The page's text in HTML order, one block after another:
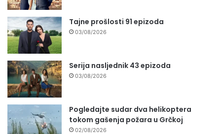
Tajne prošlosti 91 epizoda
03/08/2026
Serija nasljednik 43 epizoda
03/08/2026
Pogledajte sudar dva helikoptera
tokom gašenja požara u Grčkoj
02/08/2026